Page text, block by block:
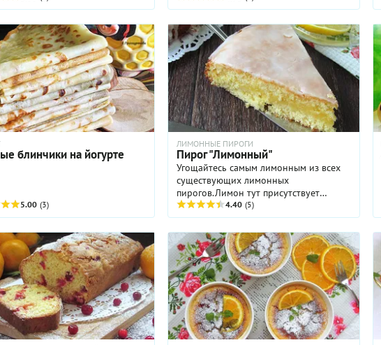
блинчики на йогурте
5.00 (3)
ЛИМОННЫЕ ПИРОГИ
Пирог "Лимонный"
Угощайтесь самым лимонным из всех
существующих лимонных
пирогов.Лимон тут присутствует
везде...и в тесте и в начинке и в
глазури...
4.40 (5)